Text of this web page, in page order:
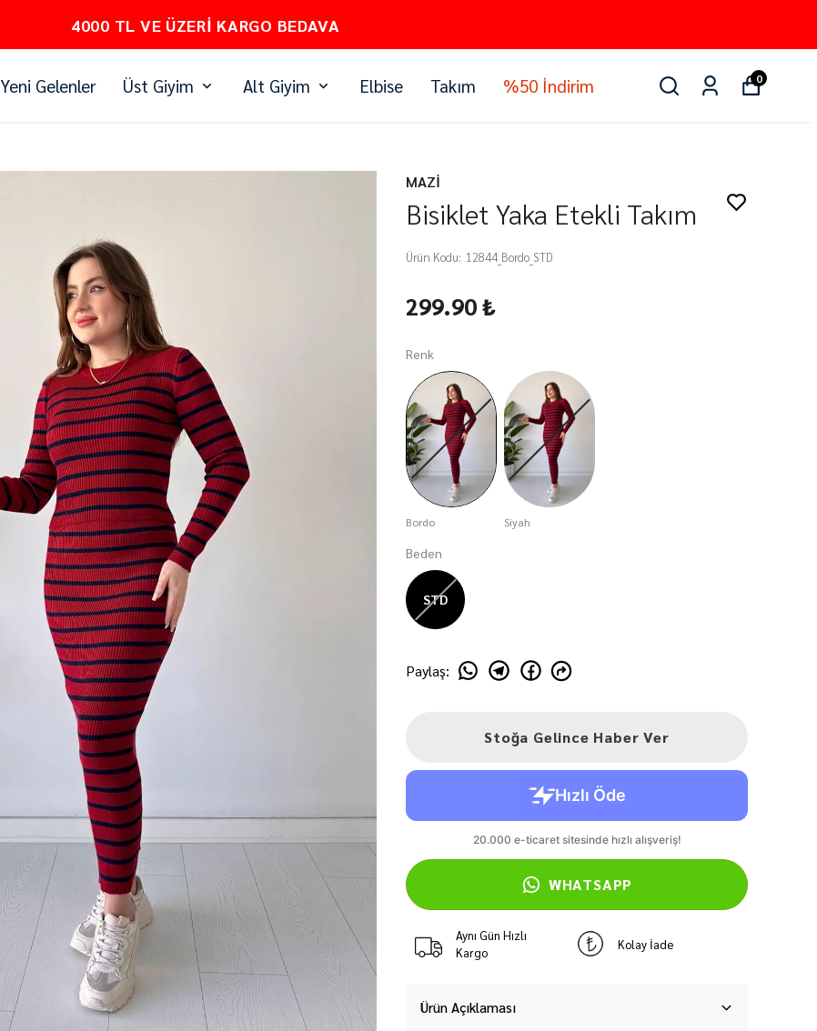
PEŞİN FİYATINA 3 TAKSİT
Yeni Gelenler Üst Giyim Alt Giyim Elbise Takım %50 İndirim 0
MAZİ
Bisiklet Yaka Etekli Takım
Ürün Kodu: 12844_Bordo_STD
299.90 ₺
Renk
Bordo Siyah
Beden
STD
Paylaş:
Stoğa Gelince Haber Ver
WHATSAPP
Aynı Gün Hızlı
Kargo
Kolay İade
Ürün Açıklaması